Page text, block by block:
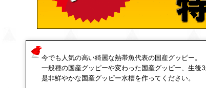
今でも人気の高い綺麗な熱帯魚代表の国産グッピー。
一般種の国産グッピーや変わった国産グッピー、生後
是非鮮やかな国産グッピー水槽を作ってください。